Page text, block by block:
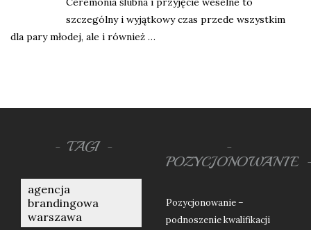
szczególny i wyjątkowy czas przede wszystkim
dla pary młodej, ale i również …
TAGI
agencja
brandingowa
warszawa
POZYCJONOWANIE
Pozycjonowanie –
podnoszenie kwalifikacji